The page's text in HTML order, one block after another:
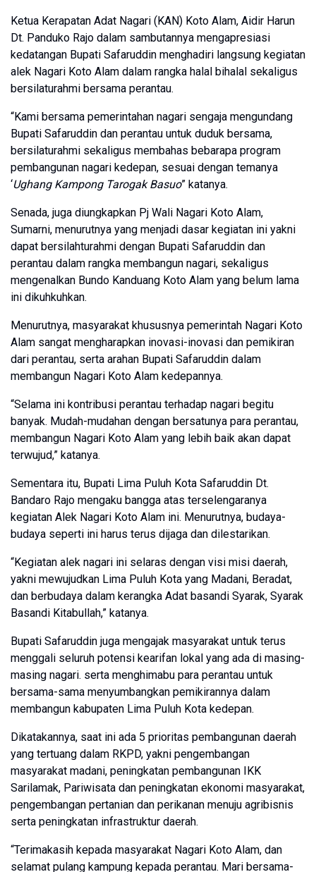
Ketua Kerapatan Adat Nagari (KAN) Koto Alam, Aidir Harun
Dt. Panduko Rajo dalam sambutannya mengapresiasi
kedatangan Bupati Safaruddin menghadiri langsung kegiatan
alek Nagari Koto Alam dalam rangka halal bihalal sekaligus
bersilaturahmi bersama perantau.
“Kami bersama pemerintahan nagari sengaja mengundang
Bupati Safaruddin dan perantau untuk duduk bersama,
bersilaturahmi sekaligus membahas bebarapa program
pembangunan nagari kedepan, sesuai dengan temanya
‘Ughang Kampong Tarogak Basuo” katanya.
Senada, juga diungkapkan Pj Wali Nagari Koto Alam,
Sumarni, menurutnya yang menjadi dasar kegiatan ini yakni
dapat bersilahturahmi dengan Bupati Safaruddin dan
perantau dalam rangka membangun nagari, sekaligus
mengenalkan Bundo Kanduang Koto Alam yang belum lama
ini dikuhkuhkan.
Menurutnya, masyarakat khususnya pemerintah Nagari Koto
Alam sangat mengharapkan inovasi-inovasi dan pemikiran
dari perantau, serta arahan Bupati Safaruddin dalam
membangun Nagari Koto Alam kedepannya.
“Selama ini kontribusi perantau terhadap nagari begitu
banyak. Mudah-mudahan dengan bersatunya para perantau,
membangun Nagari Koto Alam yang lebih baik akan dapat
terwujud,” katanya.
Sementara itu, Bupati Lima Puluh Kota Safaruddin Dt.
Bandaro Rajo mengaku bangga atas terselengaranya
kegiatan Alek Nagari Koto Alam ini. Menurutnya, budaya-
budaya seperti ini harus terus dijaga dan dilestarikan.
“Kegiatan alek nagari ini selaras dengan visi misi daerah,
yakni mewujudkan Lima Puluh Kota yang Madani, Beradat,
dan berbudaya dalam kerangka Adat basandi Syarak, Syarak
Basandi Kitabullah,” katanya.
Bupati Safaruddin juga mengajak masyarakat untuk terus
menggali seluruh potensi kearifan lokal yang ada di masing-
masing nagari. serta menghimabu para perantau untuk
bersama-sama menyumbangkan pemikirannya dalam
membangun kabupaten Lima Puluh Kota kedepan.
Dikatakannya, saat ini ada 5 prioritas pembangunan daerah
yang tertuang dalam RKPD, yakni pengembangan
masyarakat madani, peningkatan pembangunan IKK
Sarilamak, Pariwisata dan peningkatan ekonomi masyarakat,
pengembangan pertanian dan perikanan menuju agribisnis
serta peningkatan infrastruktur daerah.
“Terimakasih kepada masyarakat Nagari Koto Alam, dan
selamat pulang kampung kepada perantau. Mari bersama-